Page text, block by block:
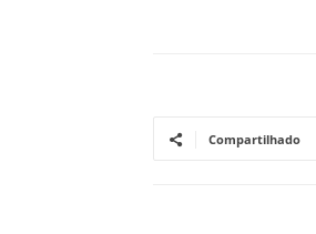
Compartilhado